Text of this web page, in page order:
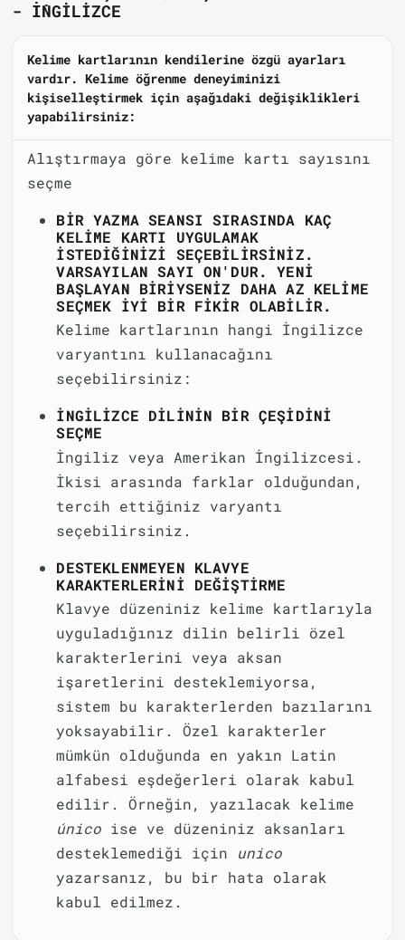
- İNGILIZCE
Kelime kartlarının kendilerine özgü ayarları
vardır. Kelime öğrenme deneyiminizi
kişiselleştirmek için aşağıdaki değişiklikleri
yapabilirsiniz:
Alıştırmaya göre kelime kartı sayısını
seçme
BIR YAZMA SEANSI SIRASINDA KAÇ
KELIME KARTI UYGULAMAK
ISTEDIĞINIZI SEÇEBILIRSINIZ.
VARSAYILAN SAYI ON'DUR. YENI
BAŞLAYAN BIRIYSENIZ DAHA AZ KELIME
SEÇMEK IYI BIR FIKIR OLABILIR.
Kelime kartlarının hangi İngilizce
varyantını kullanacağını
seçebilirsiniz:
İNGILIZCE DILININ BIR ÇEŞIDINI
SEÇME
İngiliz veya Amerikan İngilizcesi.
İkisi arasında farklar olduğundan,
tercih ettiğiniz varyantı
seçebilirsiniz.
DESTEKLENMEYEN KLAVYE
KARAKTERLERINI DEĞIŞTIRME
Klavye düzeniniz kelime kartlarıyla
uyguladığınız dilin belirli özel
karakterlerini veya aksan
işaretlerini desteklemiyorsa,
sistem bu karakterlerden bazılarını
yoksayabilir. Özel karakterler
mümkün olduğunda en yakın Latin
alfabesi eşdeğerleri olarak kabul
edilir. Örneğin, yazılacak kelime
único ise ve düzeniniz aksanları
desteklemediği için unico
yazarsanız, bu bir hata olarak
kabul edilmez.